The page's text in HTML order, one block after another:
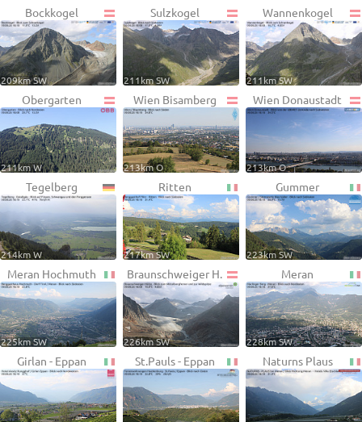
Bockkogel
209km SW
Sulzkogel
211km SW
Wannenkogel
211km SW
Obergarten
211km W
Wien Bisamberg
213km O
Wien Donaustadt
213km O
Tegelberg
214km W
Ritten
217km SW
Gummer
223km SW
Meran Hochmuth
225km SW
Braunschweiger H.
226km SW
Meran
228km SW
Girlan - Eppan St.Pauls - Eppan Naturns Plaus